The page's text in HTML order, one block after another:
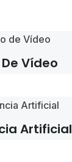
Vídeo
Artificial